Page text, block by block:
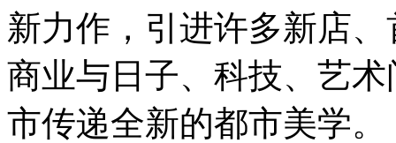
新力作，引进许多新店
商业与日子、科技、艺
市传递全新的都市美学。